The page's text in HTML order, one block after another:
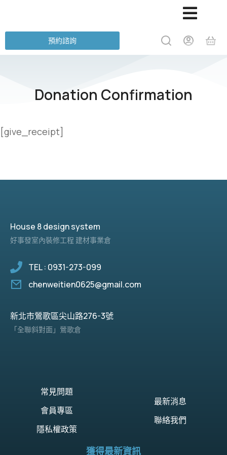
預約諮詢
Donation Confirmation
[give_receipt]
House 8 design system
好事發室內裝修工程 建材事業倉
TEL : 0931-273-099
chenweitien0625@gmail.com
新北市鶯歌區尖山路276-3號
「全聯斜對面」鶯歌倉
常見問題
會員專區
隱私權政策
最新消息
聯絡我們
獲得最新資訊